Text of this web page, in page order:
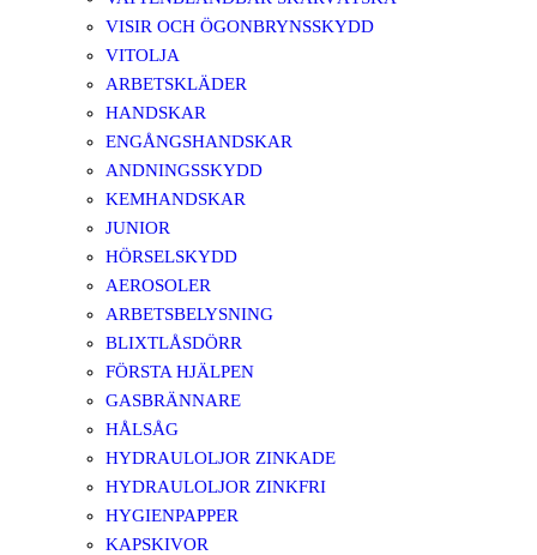
VISIR OCH ÖGONBRYNSSKYDD
VITOLJA
ARBETSKLÄDER
HANDSKAR
ENGÅNGSHANDSKAR
ANDNINGSSKYDD
KEMHANDSKAR
JUNIOR
HÖRSELSKYDD
AEROSOLER
ARBETSBELYSNING
BLIXTLÅSDÖRR
FÖRSTA HJÄLPEN
GASBRÄNNARE
HÅLSÅG
HYDRAULOLJOR ZINKADE
HYDRAULOLJOR ZINKFRI
HYGIENPAPPER
KAPSKIVOR